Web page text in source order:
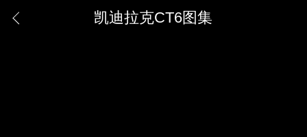
凯迪拉克CT6图集